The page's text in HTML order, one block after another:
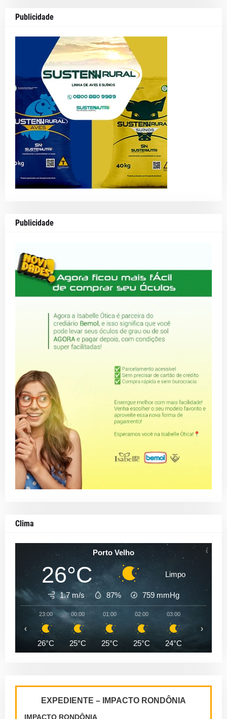
Publicidade
Publicidade
Clima
Porto Velho
26°C Limpo
1.7 m/s 87% 759 mmHg
23:00
26°C
00:00
25°C
01:00
25°C
02:00
25°C
03:00
24°C
‹ ›
EXPEDIENTE – IMPACTO RONDÔNIA
IMPACTO RONDÔNIA